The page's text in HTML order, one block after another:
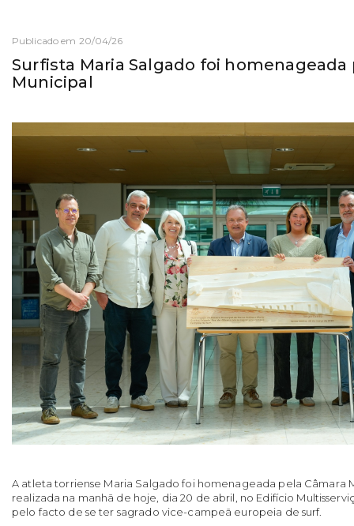
Publicado em 20/04/26
Surfista Maria Salgado foi homenageada
Municipal
A atleta torriense Maria Salgado foi homenageada pela Câmara
realizada na manhã de hoje, dia 20 de abril, no Edifício
pelo facto de se ter sagrado vice-campeã europeia de surf.